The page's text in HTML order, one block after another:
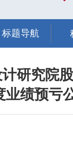
标题导航
研究院
业绩预亏